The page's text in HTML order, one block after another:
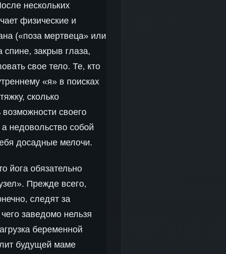
нескольких
физические и
(«поза мертвеца» или
закрыв глаза,
свое тело. Те, кто
«я» в поисках
сколько
возможности своего
недовольство собой
досадные мелочи.
йога обязательно
Прежде всего,
следят за
заведомо нельзя
беременной
будущей маме